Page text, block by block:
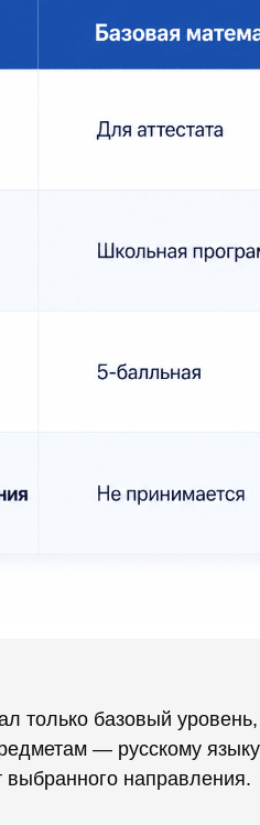
только базовый
— русскому
выбранного направления.